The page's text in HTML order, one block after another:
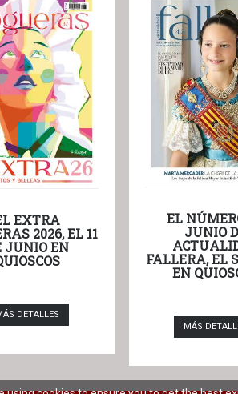
EXTRA
2026, EL 11
JUNIO EN
DETALLES
EL
JUNIO
FALLERA, EL
EN
MÁS